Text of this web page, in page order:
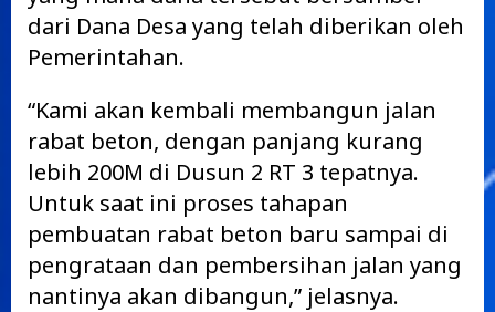
dari Dana Desa yang telah diberikan oleh
Pemerintahan.
“Kami akan kembali membangun jalan
rabat beton, dengan panjang kurang
lebih 200M di Dusun 2 RT 3 tepatnya.
Untuk saat ini proses tahapan
pembuatan rabat beton baru sampai di
pengrataan dan pembersihan jalan yang
nantinya akan dibangun,” jelasnya.